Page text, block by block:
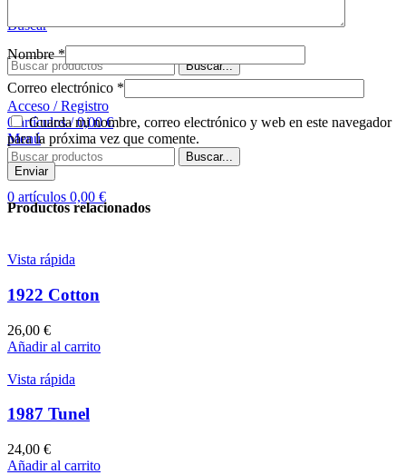
Buscar
Buscar...
Acceso / Registro
0 artículos / 0,00€
Menú
Buscar...
0 artículos 0,00 €
Nombre*
Correo electrónico *
Guarda mi nombre, correo electrónico y web en este navegador
para la próxima vez que comente.
Productos relacionados
Vista rápida
1922 Cotton
26,00 €
Añadir al carrito
Vista rápida
1987 Tunel
24,00 €
Añadir al carrito